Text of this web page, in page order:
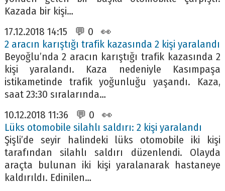
Kazada bir kişi…
17.12.2018 14:15 💬 0 👀
2 aracın karıştığı trafik kazasında 2 kişi yaralandı
Beyoğlu’nda 2 aracın karıştığı trafik kazasında 2
kişi yaralandı. Kaza nedeniyle Kasımpaşa
istikametinde trafik yoğunluğu yaşandı. Kaza,
saat 23:30 sıralarında…
10.12.2018 11:36 💬 0 👀
Lüks otomobile silahlı saldırı: 2 kişi yaralandı
Şişli’de seyir halindeki lüks otomobile iki kişi
tarafından silahlı saldırı düzenlendi. Olayda
araçta bulunan iki kişi yaralanarak hastaneye
kaldırıldı. Edinilen…